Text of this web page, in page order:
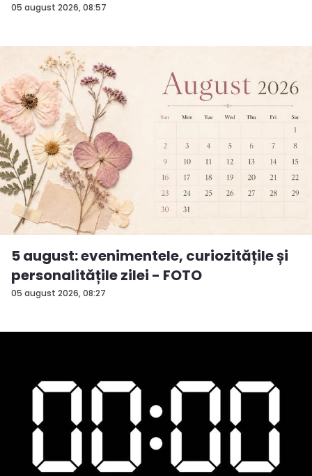
05 august 2026, 08:57
05 august 2026, 08:27
5 august: evenimentele, curiozitățile și
personalitățile zilei - FOTO